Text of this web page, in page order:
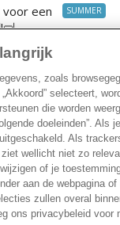
ons Blog & Tuintips
zoals
selecteert,
die worden
doeleinden”. Als
Als
wellicht niet zo
of je
aan de webpagina
zullen overal
ons privacybeleid voor